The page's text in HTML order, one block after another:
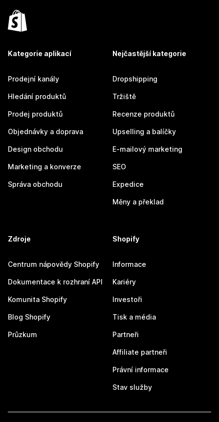
Kategorie aplikací
Prodejní kanály
Hledání produktů
Prodej produktů
Objednávky a doprava
Design obchodu
Marketing a konverze
Správa obchodu
Nejčastější kategorie
Dropshipping
Tržiště
Recenze produktů
Upselling a balíčky
E-mailový marketing
SEO
Expedice
Měny a překlad
Zdroje
Centrum nápovědy Shopify
Dokumentace k rozhraní API
Komunita Shopify
Blog Shopify
Průzkum
Shopify
Informace
Kariéry
Investoři
Tisk a média
Partneři
Affiliate partneři
Právní informace
Stav služby